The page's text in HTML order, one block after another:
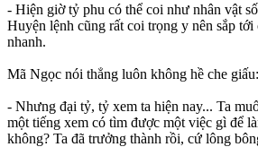
- Hiện giờ tỷ phu có thể coi như nhân vật
Huyện lệnh cũng rất coi trọng y nên sắp tới
nhanh.
Mã Ngọc nói thẳng luôn không hề che giấu:
- Nhưng đại tỷ, tỷ xem ta hiện nay... Ta
một tiếng xem có tìm được một việc gì để
không? Ta đã trưởng thành rồi, cứ lông